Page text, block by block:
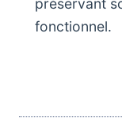
préservant
fonctionnel.